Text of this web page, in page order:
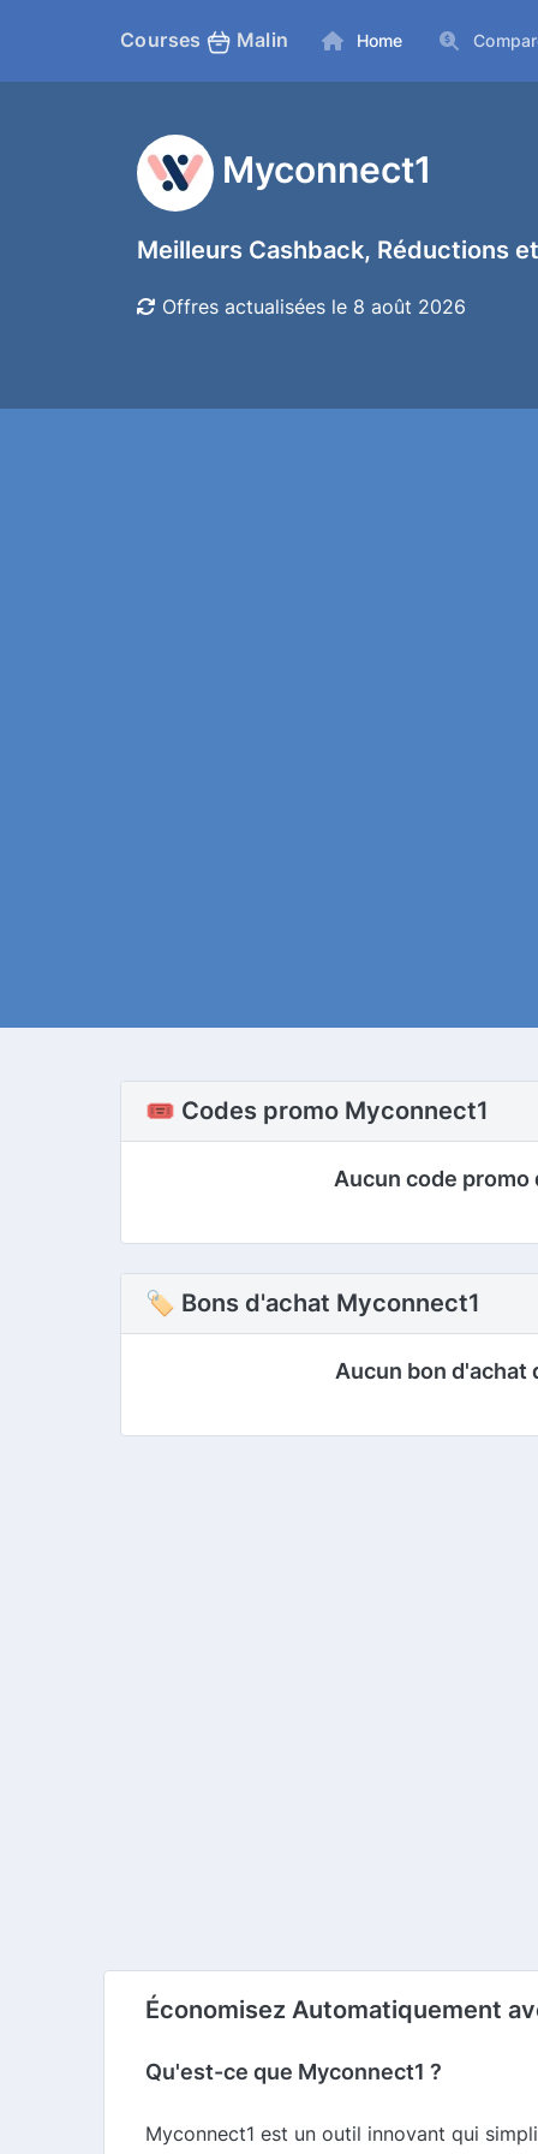
Courses Malin Home
Myconnect1
Meilleurs Cashback, Réductions
Offres actualisées le 8 août 2026
🎟️ Codes promo Myconnect1
Aucun code
🏷 Bons d'achat Myconnect1
Aucun bon d'achat
Économisez Automatiquement
Qu'est-ce que Myconnect1 ?
Myconnect1 est un outil innovant qui